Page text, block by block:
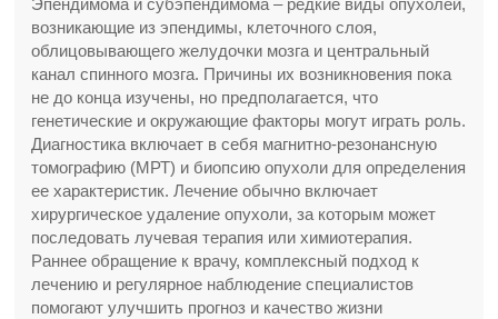
Эпендимома и субэпендимома – редкие виды опухолей,
возникающие из эпендимы, клеточного слоя,
облицовывающего желудочки мозга и центральный
канал спинного мозга. Причины их возникновения пока
не до конца изучены, но предполагается, что
генетические и окружающие факторы могут играть роль.
Диагностика включает в себя магнитно-резонансную
томографию (МРТ) и биопсию опухоли для определения
ее характеристик. Лечение обычно включает
хирургическое удаление опухоли, за которым может
последовать лучевая терапия или химиотерапия.
Раннее обращение к врачу, комплексный подход к
лечению и регулярное наблюдение специалистов
помогают улучшить прогноз и качество жизни